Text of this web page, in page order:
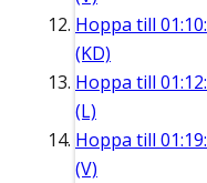
Hoppa till
(KD)
Hoppa till
(L)
Hoppa till
(V)